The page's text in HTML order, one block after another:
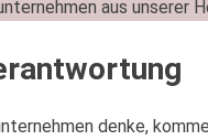
aus unserer
denke,